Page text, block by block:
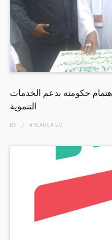
حكومته بدعم الخدمات
التنموية
BY 4 YEARSAGO